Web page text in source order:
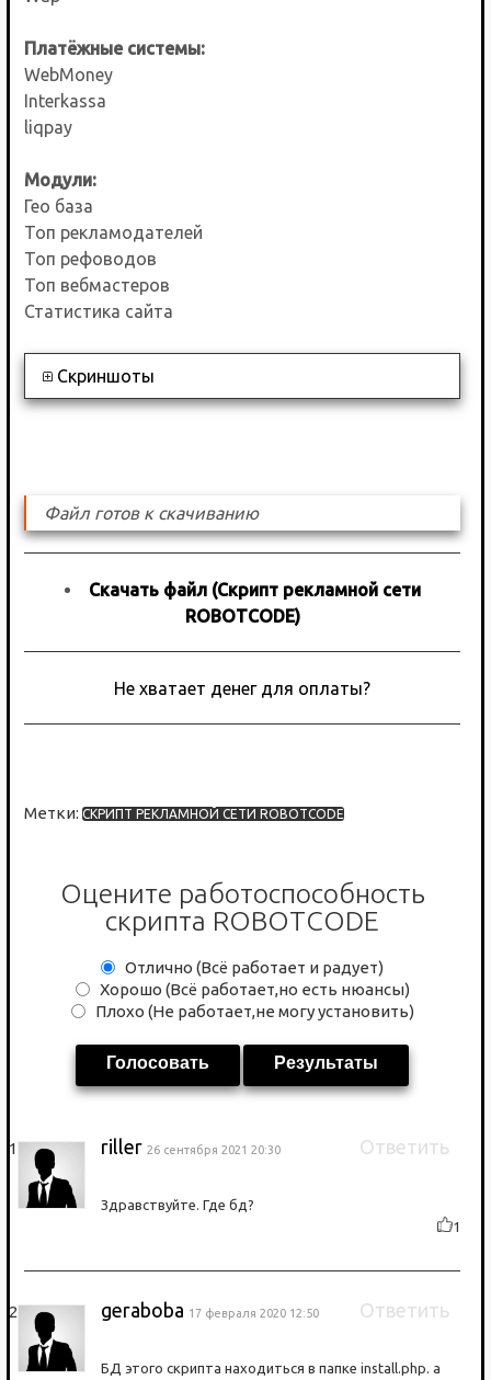
Платёжные системы:
WebMoney
Interkassa
liqpay
Модули:
Гео база
Топ рекламодателей
Топ рефоводов
Топ вебмастеров
Статистика сайта
Скриншоты
Файл готов к скачиванию
Скачать файл (Скрипт рекламной сети
ROBOTCODE)
Не хватает денег для оплаты?
Метки:СКРИПТ РЕКЛАМНОЙ СЕТИ ROBOTCODE
Оцените работоспособность
скрипта ROBOTCODE
Отлично (Всё работает и радует)
Хорошо (Всё работает,но есть нюансы)
Плохо (Не работает,не могу установить)
Голосовать Результаты
riller 26 сентября 2021 20:30
Здравствуйте. Где бд?
1
Ответить
geraboba 17 февраля 2020 12:50
БД этого скрипта находиться в папке install.php. а
Ответить